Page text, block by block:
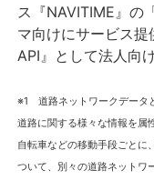
ス『NAVITIME』の
マ向けにサービス
API』として法人向
※1 道路ネットワークデータ
道路に関する様々な情報を属
自転車などの移動手段ごとに
ついて、別々の道路ネットワ